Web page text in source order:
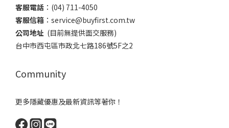
客服電話 ​：(04) 711-4050
客服信箱 ：​service@buyfirst.com.tw
公司地址 (目前無提供面交服務) ​
台中市西屯區市政北七路186號5F之2
Community
更多隱藏優惠及最新資訊等著你！